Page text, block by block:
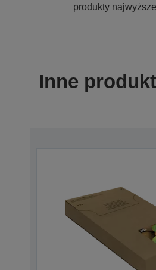
produkty
Inne